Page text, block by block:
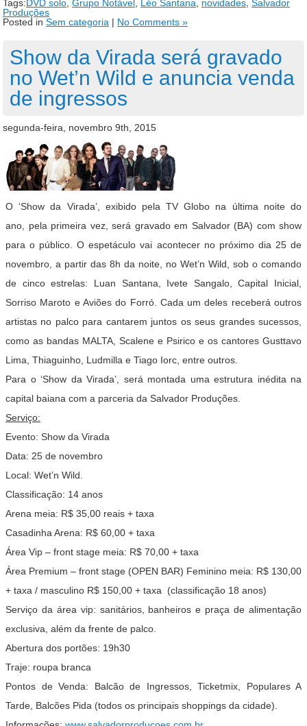
Tags:DVD solo, Grupo Notável, Léo Santana, novidades, Salvador
Produções
Posted in Sem categoria | No Comments »
Show da Virada será gravado
no Wet’n Wild e anuncia venda
de ingressos
segunda-feira, novembro 9th, 2015
O ‘Show da Virada’, exibido pela TV Globo na última noite do
ano, pela primeira vez, será gravado em Salvador (BA) com show
para o público. O espetáculo vai acontecer no próximo dia 25 de
novembro, a partir das 8h da noite, no Wet’n Wild, sob o comando
de cinco estrelas: Luan Santana, Ivete Sangalo, Capital Inicial,
Sorriso Maroto e Aviões do Forró. Cada um deles receberá outros
artistas no palco para cantarem juntos os seus grandes sucessos,
como as bandas MALTA, Scalene e Psirico e os cantores Gusttavo
Lima, Thiaguinho, Ludmilla e Tiago Iorc, entre outros.
Para o ‘Show da Virada’, será montada uma estrutura inédita na
capital baiana com a parceria da Salvador Produções.
Serviço:
Evento: Show da Virada
Data: 25 de novembro
Local: Wet’n Wild.
Classificação: 14 anos
Arena meia: R$ 35,00 reais + taxa
Casadinha Arena: R$ 60,00 + taxa
Área Vip – front stage meia: R$ 70,00 + taxa
Área Premium – front stage (OPEN BAR) Feminino meia: R$ 130,00
+ taxa / masculino R$ 150,00 + taxa (classificação 18 anos)
Serviço da área vip: sanitários, banheiros e praça de alimentação
exclusiva, além da frente de palco.
Abertura dos portões: 19h30
Traje: roupa branca
Pontos de Venda: Balcão de Ingressos, Ticketmix, Populares A
Tarde, Balcões Pida (todos os principais shoppings da cidade).